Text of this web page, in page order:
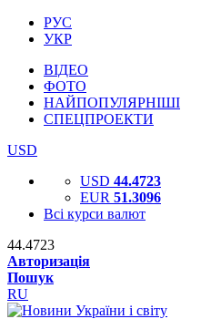
РУС
УКР
ВІДЕО
ФОТО
НАЙПОПУЛЯРНІШІ
СПЕЦПРОЕКТИ
USD
USD 44.4723
EUR 51.3096
Всі курси валют
44.4723
Авторизація
Пошук
RU